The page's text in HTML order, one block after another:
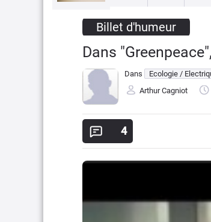
Billet d'humeur
Dans
Dans Ecologie /
Arthur Cagniot
4